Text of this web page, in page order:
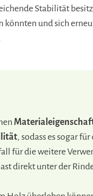
Stabilität
und sich
, sodass es sogar
für die weitere
direkt unter der